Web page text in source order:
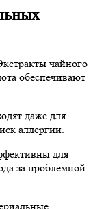
чайного
обеспечивают
даже для
аллергии.
для
за проблемной